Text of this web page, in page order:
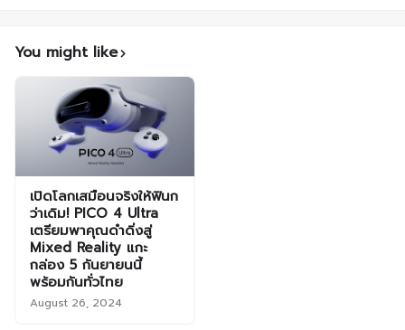
You might like
เปิดโลกเสมือนจริงให้ฟินก
ว่าเดิม! PICO 4 Ultra
เตรียมพาคุณดำดิ่งสู่
Mixed Reality แกะ
กล่อง 5 กันยายนนี้
พร้อมกันทั่วไทย
August 26, 2024